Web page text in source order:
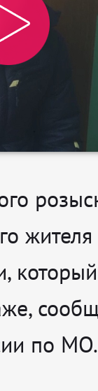
жителя
который
по МО.